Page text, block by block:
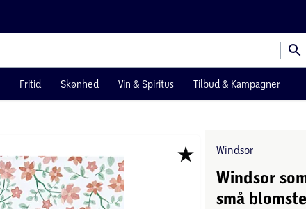
Fritid Skønhed Vin & Spiritus Tilbud & Kampagner
Windsor
Windsor
små